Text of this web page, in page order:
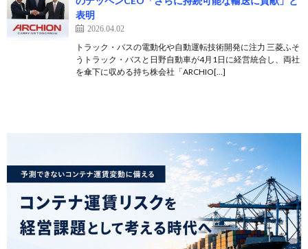
表明
2026.04.02
トラック・バスの電動化や自動運転技術開発に注力 三菱ふそ
うトラック・バスと日野自動車が4月1日に経営統合し、両社
を傘下に収める持ち株会社「ARCHIO[…]